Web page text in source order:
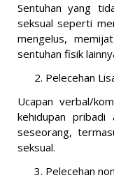
Sentuhan yang
seksual seperti
mengelus,
sentuhan fisik
2. Pelecehan
Ucapan verbal/
kehidupan pribadi
seseorang,
seksual.
3. Pelecehan